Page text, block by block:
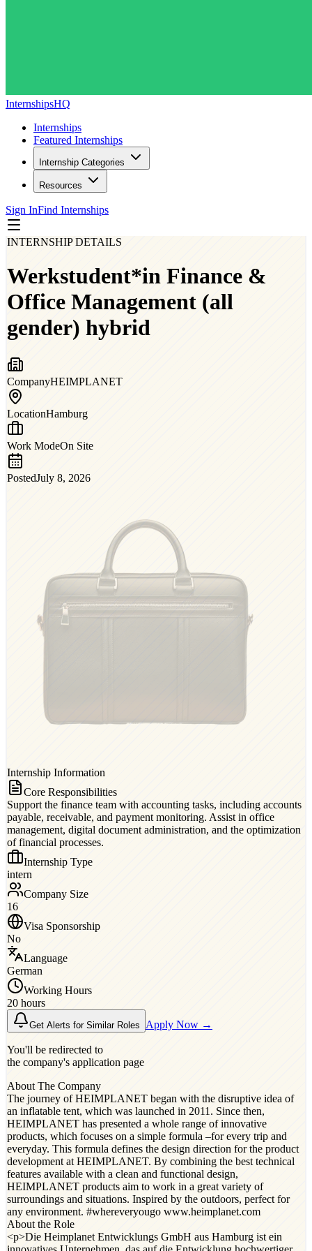
InternshipsHQ
Internships
Featured Internships
Internship Categories
Resources
Sign InFind Internships
INTERNSHIP DETAILS
Werkstudent*in Finance &
Office Management (all
gender) hybrid
CompanyHEIMPLANET
LocationHamburg
Work ModeOn Site
PostedJuly 8, 2026
Internship Information
Core Responsibilities
Support the finance team with accounting tasks, including accounts
payable, receivable, and payment monitoring. Assist in office
management, digital document administration, and the optimization
of financial processes.
Internship Type
intern
Company Size
16
Visa Sponsorship
No
Language
German
Working Hours
20 hours
Get Alerts for Similar Roles Apply Now →
You'll be redirected to
the company's application page
About The Company
The journey of HEIMPLANET began with the disruptive idea of
an inflatable tent, which was launched in 2011. Since then,
HEIMPLANET has presented a whole range of innovative
products, which focuses on a simple formula –for every trip and
everyday. This formula defines the design direction for the product
development at HEIMPLANET. By combining the best technical
features available with a clean and functional design,
HEIMPLANET products aim to work in a great variety of
surroundings and situations. Inspired by the outdoors, perfect for
any environment. #whereveryougo www.heimplanet.com
About the Role
<p>Die Heimplanet Entwicklungs GmbH aus Hamburg ist ein